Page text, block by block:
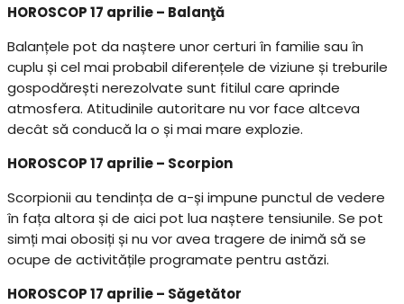
HOROSCOP 17 aprilie – Balanţă
Balanțele pot da naștere unor certuri în familie sau în
cuplu și cel mai probabil diferențele de viziune și treburile
gospodărești nerezolvate sunt fitilul care aprinde
atmosfera. Atitudinile autoritare nu vor face altceva
decât să conducă la o și mai mare explozie.
HOROSCOP 17 aprilie – Scorpion
Scorpionii au tendința de a-și impune punctul de vedere
în fața altora și de aici pot lua naștere tensiunile. Se pot
simți mai obosiți și nu vor avea tragere de inimă să se
ocupe de activitățile programate pentru astăzi.
HOROSCOP 17 aprilie – Săgetător